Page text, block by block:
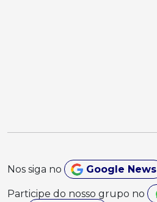
Nos siga no Google News
Participe do nosso grupo no